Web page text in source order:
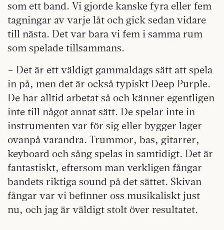
som ett band. Vi gjorde kanske fyra eller fem
tagningar av varje låt och gick sedan vidare
till nästa. Det var bara vi fem i samma rum
som spelade tillsammans.
– Det är ett väldigt gammaldags sätt att spela
in på, men det är också typiskt Deep Purple.
De har alltid arbetat så och känner egentligen
inte till något annat sätt. De spelar inte in
instrumenten var för sig eller bygger lager
ovanpå varandra. Trummor, bas, gitarrer,
keyboard och sång spelas in samtidigt. Det är
fantastiskt, eftersom man verkligen fångar
bandets riktiga sound på det sättet. Skivan
fångar var vi befinner oss musikaliskt just
nu, och jag är väldigt stolt över resultatet.